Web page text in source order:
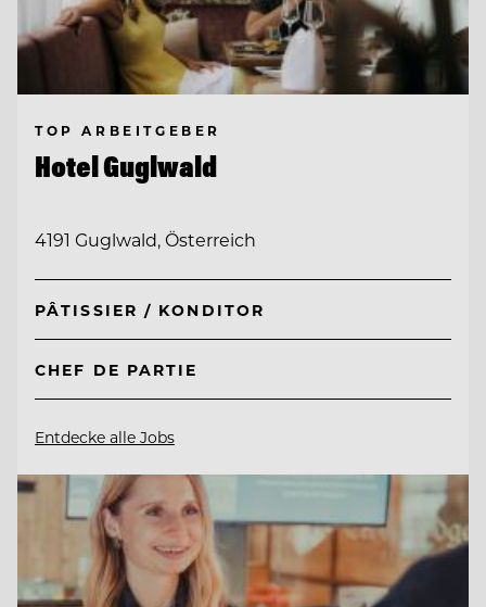
TOP ARBEITGEBER
Hotel Guglwald
4191 Guglwald, Österreich
PÂTISSIER / KONDITOR
CHEF DE PARTIE
Entdecke alle Jobs